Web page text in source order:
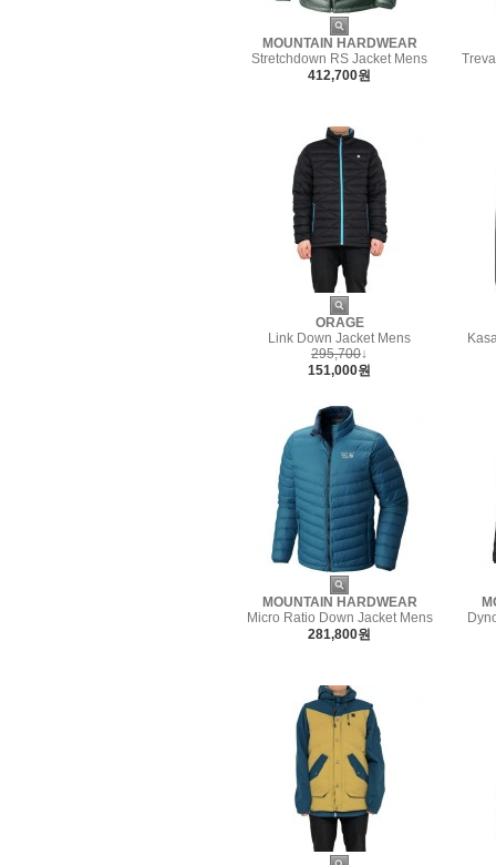
MOUNTAIN HARDWEAR
Stretchdown RS Jacket Mens
412,700원
ORAGE
Link Down Jacket Mens
295,700↓
151,000원
MOUNTAIN HARDWEAR
Micro Ratio Down Jacket Mens
281,800원